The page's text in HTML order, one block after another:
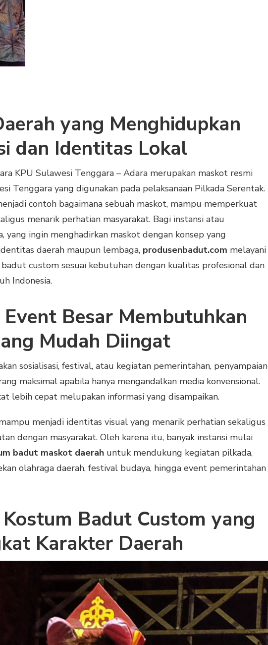
yang Menghidupkan
dan Identitas Lokal
KPU Sulawesi Tenggara – Adara merupakan maskot resmi
Tenggara yang digunakan pada pelaksanaan Pilkada Serentak.
contoh bagaimana sebuah maskot, mampu memperkuat
menarik perhatian masyarakat. Bagi instansi atau
yang ingin menghadirkan maskot dengan konsep yang
daerah maupun lembaga, produsenbadut.com melayani
custom sesuai kebutuhan dengan kualitas profesional dan
Indonesia.
Besar Membutuhkan
Mudah Diingat
sosialisasi, festival, atau kegiatan pemerintahan, penyampaian
maksimal apabila hanya mengandalkan media konvensional.
lebih cepat melupakan informasi yang disampaikan.
menjadi identitas visual yang menarik perhatian sekaligus
dengan masyarakat. Oleh karena itu, banyak instansi mulai
badut maskot daerah untuk mendukung kegiatan pilkada,
olahraga daerah, festival budaya, hingga event pemerintahan
Badut Custom yang
Karakter Daerah